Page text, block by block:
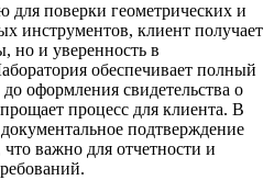
для поверки геометрических и
инструментов, клиент получает
но и уверенность в
обеспечивает полный
оформления свидетельства о
процесс для клиента. В
документальное подтверждение
важно для отчетности и